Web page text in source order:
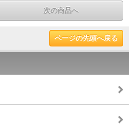
次の商品へ
ページの先頭へ戻る